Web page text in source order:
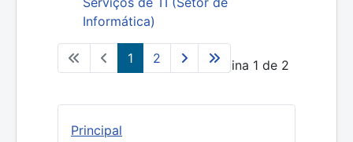
Principal
Informática)
Página 1 de 2
1 2